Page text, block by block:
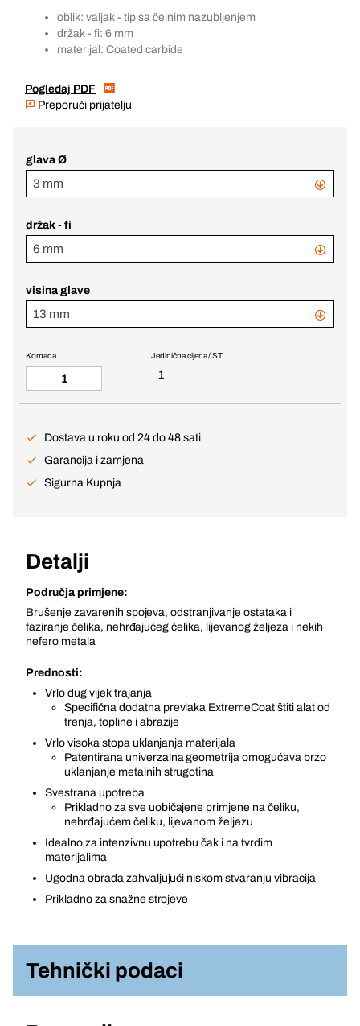
oblik: valjak - tip sa čelnim nazubljenjem
držak - fi: 6 mm
materijal: Coated carbide
Pogledaj PDF
Preporuči prijatelju
glava Ø
3 mm
držak - fi
6 mm
visina glave
13 mm
Jedinična cijena / ST
1
Komada
Dostava u roku od 24 do 48 sati
Garancija i zamjena
Sigurna Kupnja
Detalji
Područja primjene:
Brušenje zavarenih spojeva, odstranjivanje ostataka i
faziranje čelika, nehrđajućeg čelika, lijevanog željeza i nekih
nefero metala
Prednosti:
Vrlo dug vijek trajanja
Specifična dodatna prevlaka ExtremeCoat štiti alat od
trenja, topline i abrazije
Vrlo visoka stopa uklanjanja materijala
Patentirana univerzalna geometrija omogućava brzo
uklanjanje metalnih strugotina
Svestrana upotreba
Prikladno za sve uobičajene primjene na čeliku,
nehrđajućem čeliku, lijevanom željezu
Idealno za intenzivnu upotrebu čak i na tvrdim
materijalima
Ugodna obrada zahvaljujući niskom stvaranju vibracija
Prikladno za snažne strojeve
Tehnički podaci